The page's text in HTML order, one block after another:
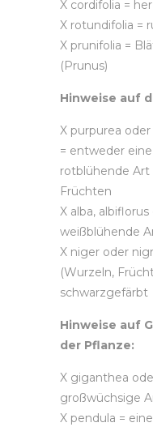
X cordifolia =
X rotundifolia =
X prunifolia =
(Prunus)
Hinweise auf
X purpurea
= entweder
rotblühende
Früchten
X alba,
weißblühende
X niger oder
(Wurzeln,
schwarzgefärbt
Hinweise auf
der Pflanze:
X giganthea
großwüchsige
X pendula =